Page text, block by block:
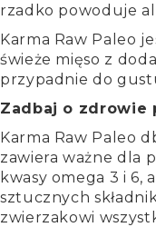
rzadko powoduje
Karma Raw Paleo
świeże mięso z
przypadnie do
Zadbaj o zdrowie
Karma Raw Paleo
zawiera ważne dla
kwasy omega 3 i 6,
sztucznych
zwierzakowi